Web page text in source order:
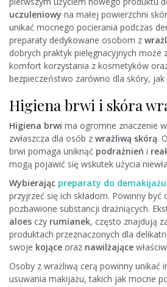
uczuleniowy na małej powierzchni
unikać mocnego pocierania podczas
preparaty dedykowane osobom z
dobrych praktyk pielęgnacyjnych może
komfort korzystania z kosmetyków
bezpieczeństwo zarówno dla skóry, jak
Higiena brwi i skóra
Higiena brwi ma ogromne znaczenie
zwłaszcza dla osób z wrażliwą skórą.
brwi pomaga uniknąć podrażnień i
mogą pojawić się wskutek użycia
Wybierając preparaty do demakijażu
przyjrzeć się ich składom. Powinny być
pozbawione substancji drażniących.
aloes czy rumianek, często znajdują
produktach przeznaczonych dla
swoje kojące oraz nawilżające
Osoby z wrażliwą cerą powinny unikać
usuwania makijażu, takich jak mocne